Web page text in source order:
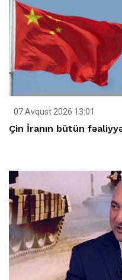
07 Avqust 2026 13:01
Çin İranın bütün